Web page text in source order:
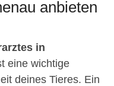
anbieten
in
eine wichtige
deines Tieres. Ein